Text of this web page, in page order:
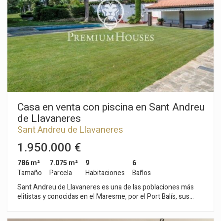
con múltiples posibilidades: desde crear un estudio
independiente, un despacho profesional, una zona de juegos
o incluso un gimnasio privado. En el exterior, encontrarás un
amplio patio bañado por la luz natural, perfecto para disfrutar
de reuniones al aire libre, momentos de relax o actividades en
familia. Además, la vivienda cuenta con una acogedora
buhardilla con acceso a una terraza privada, desde donde
podrás contemplar unas bonitas vistas abiertas a la montaña.
Una oportunidad única para vivir en un entorno privilegiado,
combinando tranquilidad, espacio y calidad de vida.
Casa en venta con piscina en Sant Andreu
de Llavaneres
Sant Andreu de Llavaneres
1.950.000 €
786 m²
Tamaño
7.075 m²
Parcela
9
Habitaciones
6
Baños
Sant Andreu de Llavaneres es una de las poblaciones más
elitistas y conocidas en el Maresme, por el Port Balís, sus